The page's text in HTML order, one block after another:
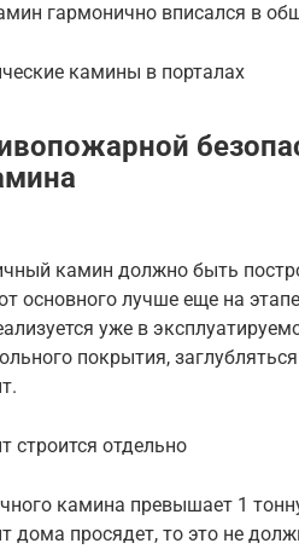
гармонично вписался в
камины в порталах
камин должно быть
основного лучше еще на
уже в
покрытия,
строится отдельно
камина превышает 1
дома просядет, то это не